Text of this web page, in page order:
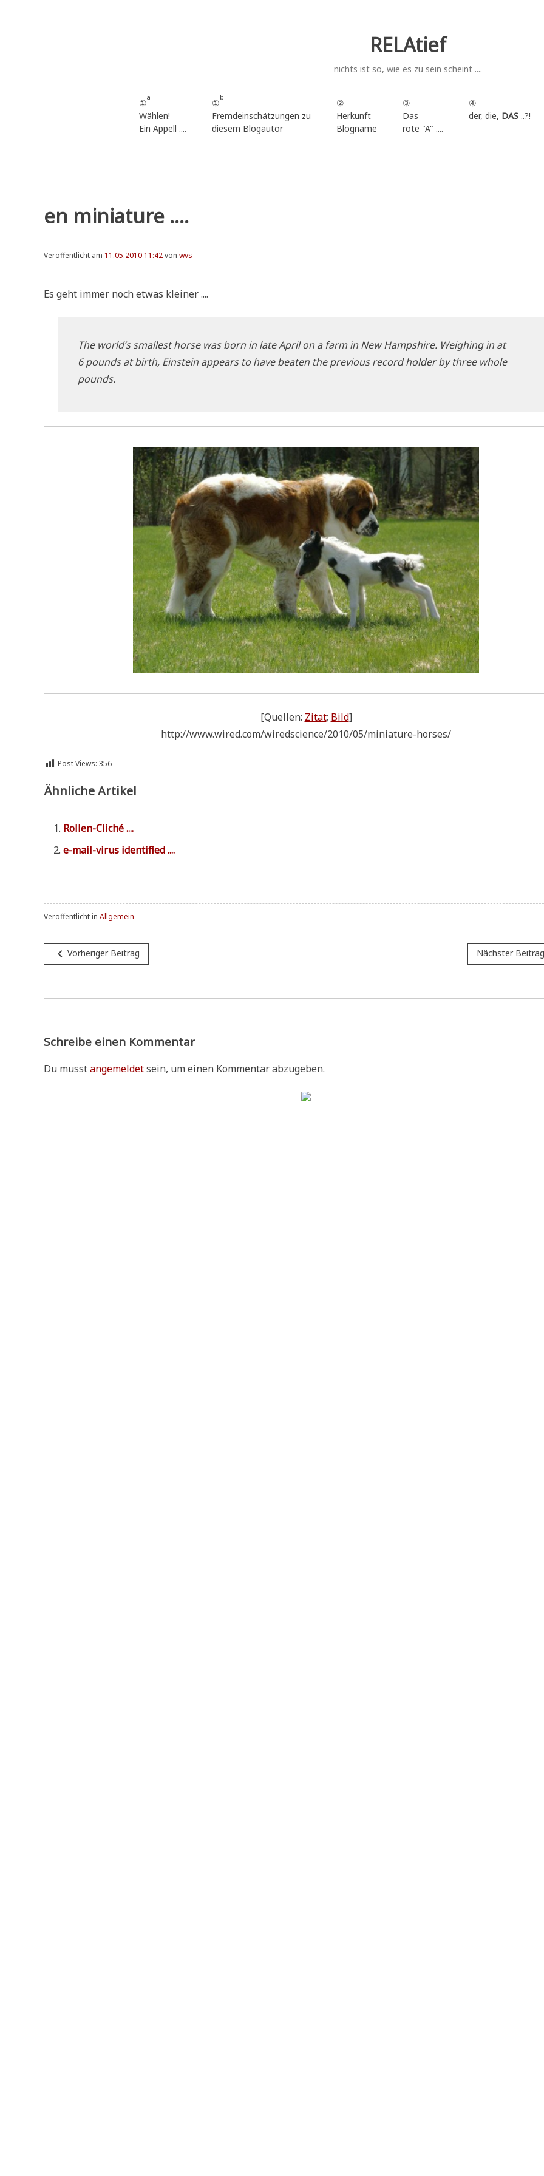
RELAtief
nichts ist so, wie es zu sein scheint ....
①
a
Wählen!
Ein Appell ....
①
b
Fremdeinschätzungen zu
diesem Blogautor
②
Herkunft
Blogname
③
Das
rote "A" ....
④
der, die, DAS..?!
en miniature ....
Veröffentlicht am 11.05.2010 11:42von wvs
Es geht immer noch etwas kleiner ....
The world’s smal­lest hor­se was born in late April on a farm in New Hamp­shire. Weig­hing in at
6 pounds at birth, Ein­stein appears to have bea­ten the pre­vious record hol­der by three who­le
pounds.
[Quel­len: Zitat; Bild]
http://www.wired.com/wiredscience/2010/05/miniature-horses/
Post Views: 356
Ähnliche Artikel
Rol­len-Cli­ché ....
e-mail-virus iden­ti­fi­ed ....
Veröffentlicht in Allgemein
Beitragsnavigation
navigate_before Vorheriger Beitrag Nächster Beitrag
Schreibe einen Kommentar
Du musstangemeldetsein, um einen Kommentar abzugeben.